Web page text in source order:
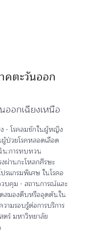
คตะวันออก
ออกเฉียงเหนือ
- โรคลมชักในผู้หญิง
ป่วยโรคหลอดเลือด
น:การทบทวน
ผ่านกะโหลกศีรษะ
รแกรมพิเศษ ในโรคอ
บคุม - สถานการณ์และ
สมองตีบหรืออุดตันใน
มรอบรู้ต่อการบริการ
ร์ มหาวิทยาลัย